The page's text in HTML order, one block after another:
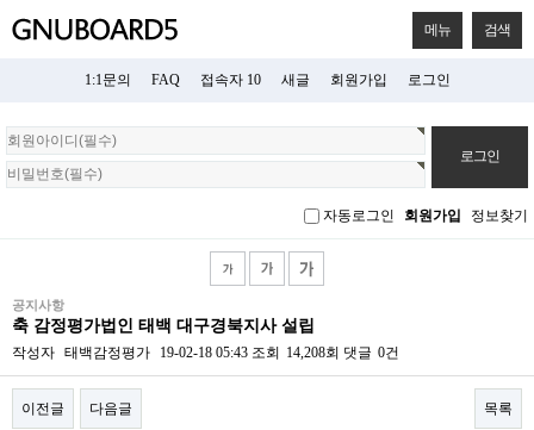
메뉴 검색
1:1문의 FAQ 접속자 10 새글 회원가입 로그인
회
원
로
자동로그인 회원가입 정보찾기
공지사항
축 감정평가법인 태백 대구경북지사 설립
작성자 태백감정평가 19-02-18 05:43 조회 14,208회 댓글 0건
이전글 다음글 목록